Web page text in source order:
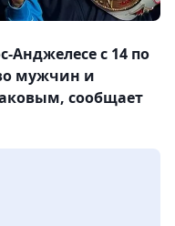
Анджелесе с 14 по
мужчин и
сообщает